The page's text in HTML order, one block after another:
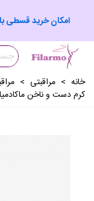
امکان خرید قسطی
خانه > مراقبتی >
کرم دست و ناخن